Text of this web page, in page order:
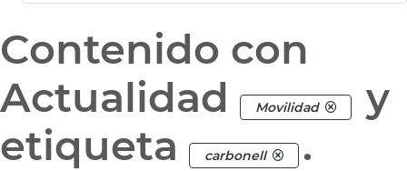
Contenido con
Actualidad
Movilidad
y
etiqueta
carbonell .